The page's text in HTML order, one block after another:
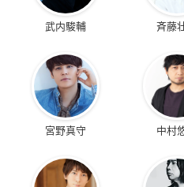
武内駿輔 斉藤
宮野真守 中村